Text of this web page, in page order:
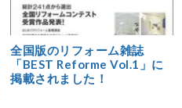
全国版のリフォーム雑誌
「BEST Reforme Vol.1」に
掲載されました！